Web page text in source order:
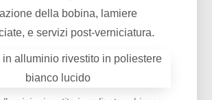
della bobina, lamiere
e servizi post-verniciatura.